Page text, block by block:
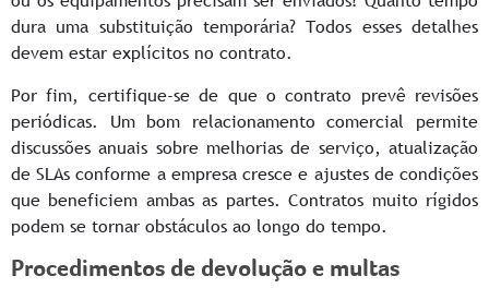
dura uma substituição temporária? Todos esses detalhes
devem estar explícitos no contrato.
Por fim, certifique-se de que o contrato prevê revisões
periódicas. Um bom relacionamento comercial permite
discussões anuais sobre melhorias de serviço, atualização
de SLAs conforme a empresa cresce e ajustes de condições
que beneficiem ambas as partes. Contratos muito rígidos
podem se tornar obstáculos ao longo do tempo.
Procedimentos de devolução e multas